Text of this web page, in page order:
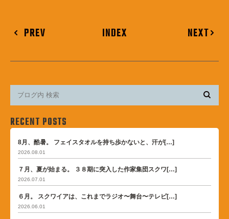
PREV INDEX NEXT
RECENT POSTS
8月、酷暑。 フェイスタオルを持ち歩かないと、汗が[…]
2026.08.01
７月、夏が始まる。 ３８期に突入した作家集団スクワ[…]
2026.07.01
６月。 スクワイアは、これまでラジオ〜舞台〜テレビ[…]
2026.06.01